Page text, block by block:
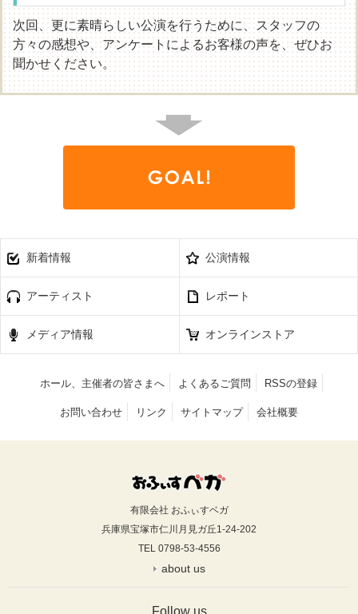
次回、更に素晴らしい公演を行うために、スタッフの
方々の感想や、アンケートによるお客様の声を、ぜひお
聞かせください。
新着情報 公演情報
アーティスト レポート
メディア情報 オンラインストア
ホール、主催者の皆さまへ よくあるご質問 RSSの登録
お問い合わせ リンク サイトマップ 会社概要
有限会社 おふぃすベガ
兵庫県宝塚市仁川月見ガ丘1-24-202
TEL 0798-53-4556
about us
Follow us